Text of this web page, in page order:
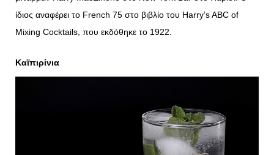
ίδιος αναφέρει το French 75 στο βιβλίο του Harry’s ABC of
Mixing Cocktails, που εκδόθηκε το 1922.
Καϊπιρίνια